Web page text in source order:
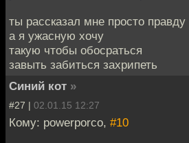
ты рассказал мне просто правду
а я ужасную хочу
такую чтобы обосраться
завыть забиться захрипеть
Синий кот »
#27 | 02.01.15 12:27
Кому: powerporco, #10